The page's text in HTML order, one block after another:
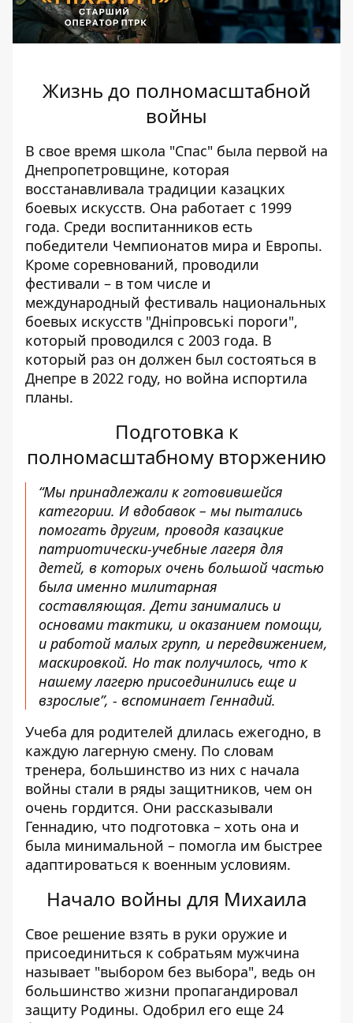
Жизнь до полномасштабной
войны
В свое время школа "Спас" была первой на
Днепропетровщине, которая
восстанавливала традиции казацких
боевых искусств. Она работает с 1999
года. Среди воспитанников есть
победители Чемпионатов мира и Европы.
Кроме соревнований, проводили
фестивали – в том числе и
международный фестиваль национальных
боевых искусств "Дніпровські пороги",
который проводился с 2003 года. В
который раз он должен был состояться в
Днепре в 2022 году, но война испортила
планы.
Подготовка к
полномасштабному вторжению
“Мы принадлежали к готовившейся
категории. И вдобавок – мы пытались
помогать другим, проводя казацкие
патриотически-учебные лагеря для
детей, в которых очень большой частью
была именно милитарная
составляющая. Дети занимались и
основами тактики, и оказанием помощи,
и работой малых групп, и передвижением,
маскировкой. Но так получилось, что к
нашему лагерю присоединились еще и
взрослые”, - вспоминает Геннадий.
Учеба для родителей длилась ежегодно, в
каждую лагерную смену. По словам
тренера, большинство из них с начала
войны стали в ряды защитников, чем он
очень гордится. Они рассказывали
Геннадию, что подготовка – хоть она и
была минимальной – помогла им быстрее
адаптироваться к военным условиям.
Начало войны для Михаила
Свое решение взять в руки оружие и
присоединиться к собратьям мужчина
называет "выбором без выбора", ведь он
большинство жизни пропагандировал
защиту Родины. Одобрил его еще 24